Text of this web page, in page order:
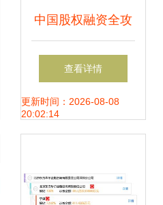
中国股权融资全攻
略 一份90页精品
PPT深度解析
查看详情
更新时间：2026-08-08
20:02:14